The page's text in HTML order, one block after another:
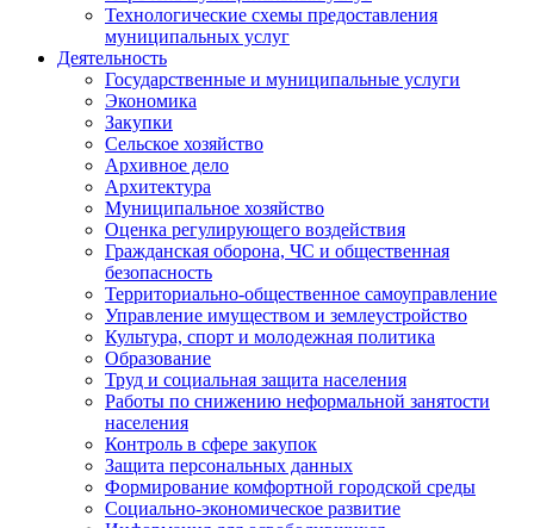
Технологические схемы предоставления
муниципальных услуг
Деятельность
Государственные и муниципальные услуги
Экономика
Закупки
Сельское хозяйство
Архивное дело
Архитектура
Муниципальное хозяйство
Оценка регулирующего воздействия
Гражданская оборона, ЧС и общественная
безопасность
Территориально-общественное самоуправление
Управление имуществом и землеустройство
Культура, спорт и молодежная политика
Образование
Труд и социальная защита населения
Работы по снижению неформальной занятости
населения
Контроль в сфере закупок
Защита персональных данных
Формирование комфортной городской среды
Социально-экономическое развитие